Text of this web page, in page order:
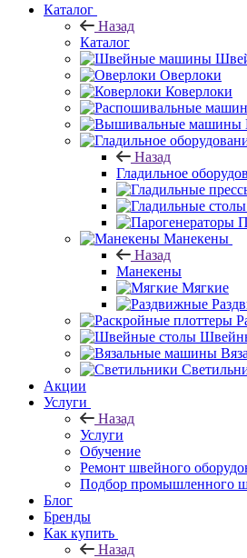
Каталог
Назад
Каталог
Оверлоки
Коверлоки
Назад
Гладильное
Манекены
Назад
Манекены
Мягкие
Акции
Услуги
Назад
Услуги
Обучение
Ремонт швейного
Подбор промышленного
Блог
Бренды
Как купить
Назад